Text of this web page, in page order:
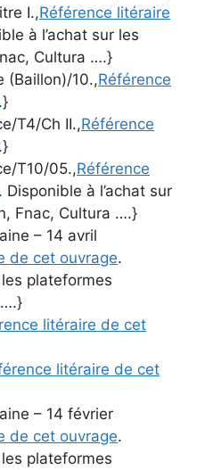
I.,Référence litéraire
à l’achat sur les
Cultura ….}
(Baillon)/10.,Référence
.}
T4/Ch II.,Référence
.}
T10/05.,Référence
. Disponible à l’achat sur
Fnac, Cultura ….}
– 14 avril
de cet ouvrage.
plateformes
….}
litéraire de cet
litéraire de cet
– 14 février
de cet ouvrage.
plateformes